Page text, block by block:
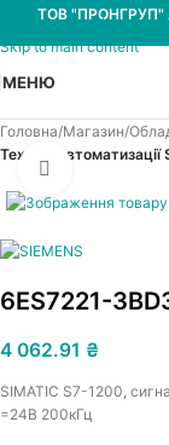
Skip to navigation
Skip to main content
ТОВ "ПРОНГРУП"
МЕНЮ
Головна Магазин
Техніка автоматизації
6ES7221-
4 062.91 ₴
SIMATIC S7-1200,
=24В 200кГц